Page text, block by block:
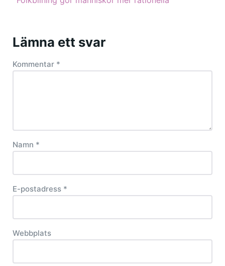
Lämna ett svar
Kommentar *
Namn *
E-postadress *
Webbplats